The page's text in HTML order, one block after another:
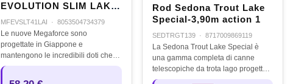
EVOLUTION SLIM LAKE
TROUT 41L AI
MFEVSLT41LAI · 8053504734379
Le nuove Megaforce sono
progettate in Giappone e
mantengono le incredibili doti che
hanno decretato ilsuccesso di
Rod Sedona Trout Lake
Special-3,90m action 1
SEDTRGT139 · 8717009869119
La Sedona Trout Lake Special è
una gamma completa di canne
telescopiche da trota lago progettate
per la moderna pesca alla trota con